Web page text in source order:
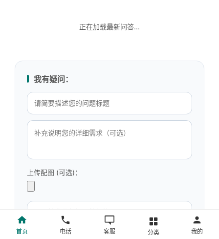
正在加载最新问答...
我有疑问：
上传配图 (可选)：
首页 电话 客服 分类 我的